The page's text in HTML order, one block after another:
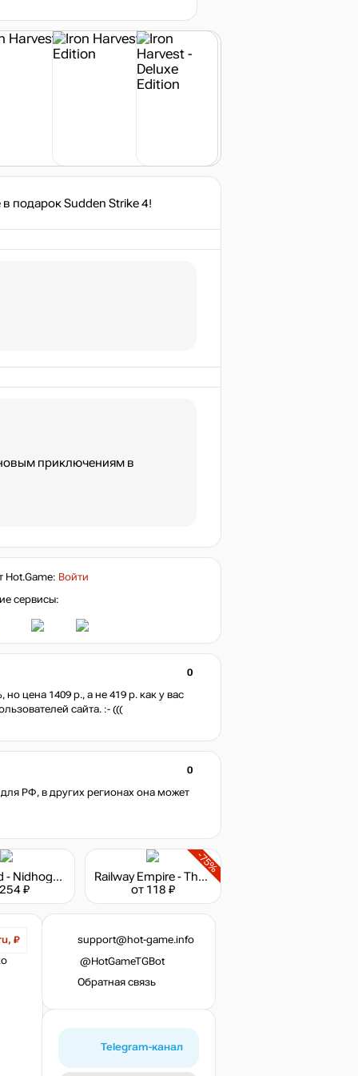
нет в наличии
подарок Sudden Strike 4!
приключениям в
Hot.Game: Войти
сервисы:
0
цена 1409 р., а не 419 р. как у вас
сайта. :- (((
0
РФ, в других регионах она может
Northgard - Nidhogg, Clan of the Dragon
₽
-75%
Railway Empire - The Great Lakes
от 118 ₽
₽
support@hot-game.info
@HotGameTGBot
Обратная связь
Telegram-канал